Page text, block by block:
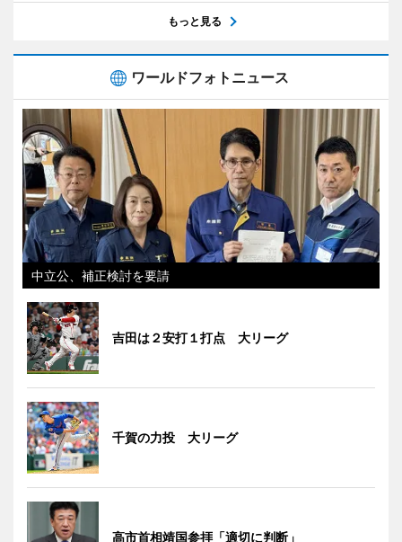
もっと見る
ワールドフォトニュース
中立公、補正検討を要請
吉田は２安打１打点 大リーグ
千賀の力投 大リーグ
高市首相靖国参拝「適切に判断」